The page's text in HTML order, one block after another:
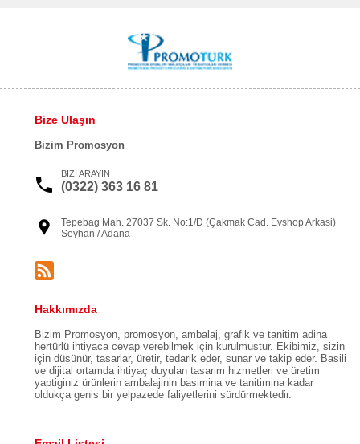
Bize Ulaşın
Bizim Promosyon
BİZİ ARAYIN
(0322) 363 16 81
Tepebag Mah. 27037 Sk. No:1/D (Çakmak Cad. Evshop Arkasi)
Seyhan / Adana
Hakkımızda
Bizim Promosyon, promosyon, ambalaj, grafik ve tanitim adina
hertürlü ihtiyaca cevap verebilmek için kurulmustur. Ekibimiz, sizin
için düsünür, tasarlar, üretir, tedarik eder, sunar ve takip eder. Basili
ve dijital ortamda ihtiyaç duyulan tasarim hizmetleri ve üretim
yaptiginiz ürünlerin ambalajinin basimina ve tanitimina kadar
oldukça genis bir yelpazede faliyetlerini sürdürmektedir.